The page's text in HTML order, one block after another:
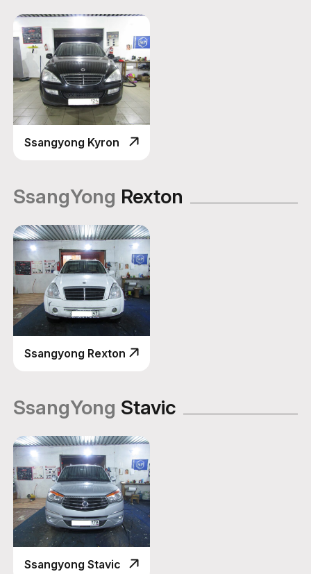
Ssangyong Kyron
SsangYong Rexton
Ssangyong Rexton
SsangYong Stavic
Ssangyong Stavic